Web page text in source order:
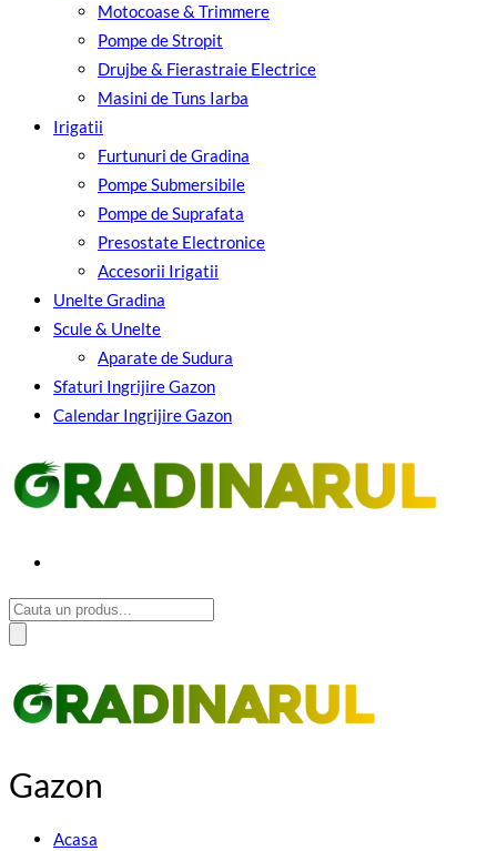
Motocoase & Trimmere
Pompe de Stropit
Drujbe & Fierastraie Electrice
Masini de Tuns Iarba
Irigatii
Furtunuri de Gradina
Pompe Submersibile
Pompe de Suprafata
Presostate Electronice
Accesorii Irigatii
Unelte Gradina
Scule & Unelte
Aparate de Sudura
Sfaturi Ingrijire Gazon
Calendar Ingrijire Gazon
Cauta:
Gazon
Acasa